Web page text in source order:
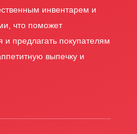
инвентарем и
что поможет
и предлагать покупателям
выпечку и